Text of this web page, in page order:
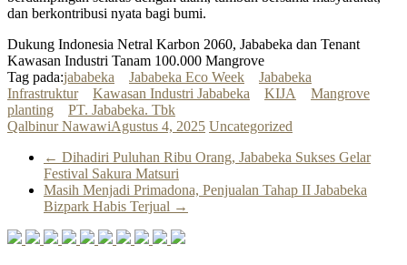
dan berkontribusi nyata bagi bumi.
Dukung Indonesia Netral Karbon 2060, Jababeka dan Tenant
Kawasan Industri Tanam 100.000 Mangrove
Tag pada:jababeka Jababeka Eco Week
Jababeka
Infrastruktur
Kawasan Industri Jababeka KIJA
Mangrove
planting
PT. Jababeka. Tbk
Qalbinur NawawiAgustus 4, 2025 Uncategorized
← Dihadiri Puluhan Ribu Orang, Jababeka Sukses Gelar
Festival Sakura Matsuri
Masih Menjadi Primadona, Penjualan Tahap II Jababeka
Bizpark Habis Terjual →